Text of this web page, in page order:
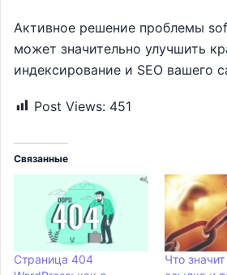
Активное решение проблемы
может значительно улучшить
индексирование и SEO вашего
Post Views: 451
Связанные
Страница 404
Что значит